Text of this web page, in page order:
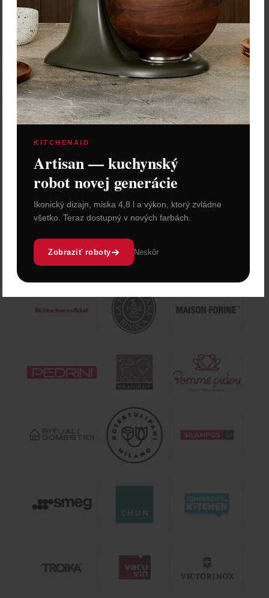
hlboký "Concerto Ocra" –
21 cm, súprava 4 kusov
43,60 €
Zľava:-40 %
Cena: 26,16 €s DPH
Skladom > 5 ks
Vložiť do košíka
KITCHENAID
Artisan — kuchynský
robot novej generácie
Ikonický dizajn, miska 4,8 l a výkon, ktorý zvládne
všetko. Teraz dostupný v nových farbách.
Zobraziť roboty Neskôr